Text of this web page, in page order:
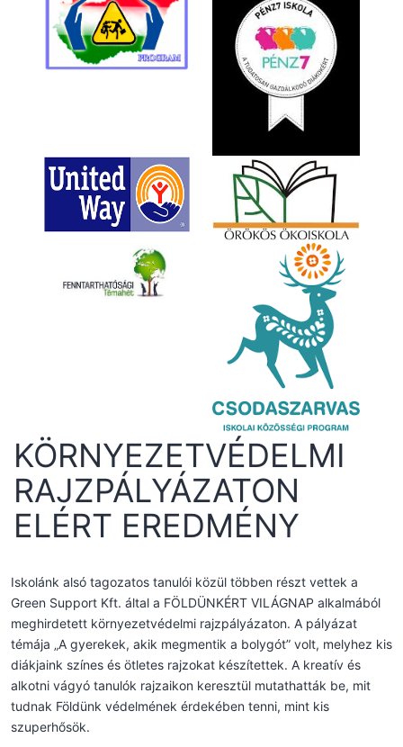
KÖRNYEZETVÉDELMI
RAJZPÁLYÁZATON
ELÉRT EREDMÉNY
Iskolánk alsó tagozatos tanulói közül többen részt vettek a
Green Support Kft. által a FÖLDÜNKÉRT VILÁGNAP alkalmából
meghirdetett környezetvédelmi rajzpályázaton. A pályázat
témája „A gyerekek, akik megmentik a bolygót” volt, melyhez kis
diákjaink színes és ötletes rajzokat készítettek. A kreatív és
alkotni vágyó tanulók rajzaikon keresztül mutathatták be, mit
tudnak Földünk védelmének érdekében tenni, mint kis
szuperhősök.